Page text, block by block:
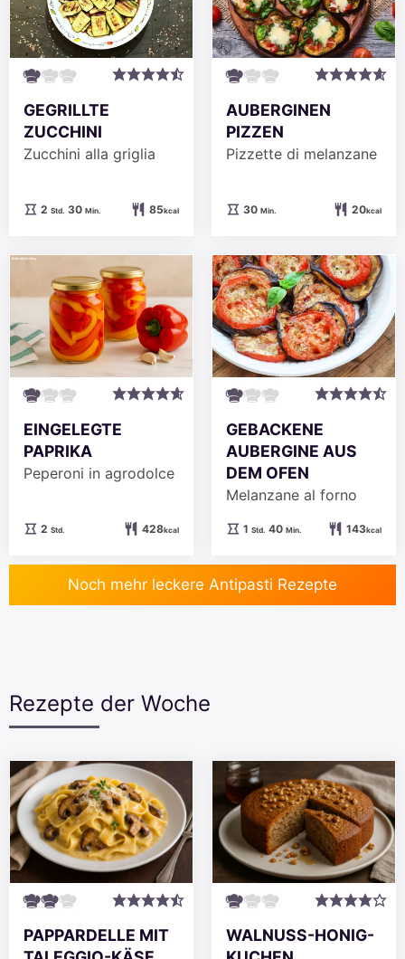
GEGRILLTE
ZUCCHINI
Zucchini alla griglia
2Stunden
Std. 30Minuten
Min. 85kcal
AUBERGINEN
PIZZEN
Pizzette di melanzane
30Minuten
Min. 20kcal
EINGELEGTE
PAPRIKA
Peperoni in agrodolce
2Stunden
Std. 428kcal
GEBACKENE
AUBERGINE AUS
DEM OFEN
Melanzane al forno
1Stunde
Std. 40Minuten
Min. 143kcal
Noch mehr leckere Antipasti Rezepte
Rezepte der Woche
PAPPARDELLE MIT
WALNUSS-HONIG-